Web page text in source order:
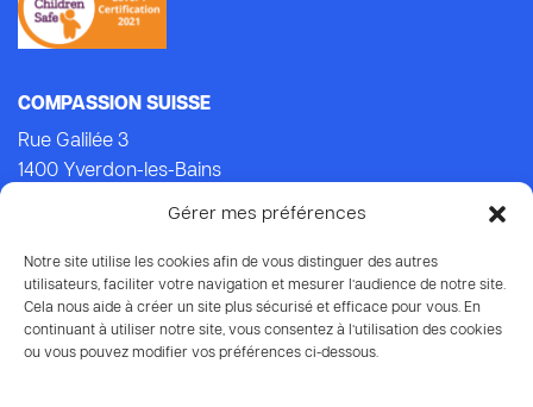
Gérer mes préférences
Notre site utilise les cookies afin de vous distinguer des autres
utilisateurs, faciliter votre navigation et mesurer l’audience de notre site.
Cela nous aide à créer un site plus sécurisé et efficace pour vous. En
continuant à utiliser notre site, vous consentez à l’utilisation des cookies
ou vous pouvez modifier vos préférences ci-dessous.
COMPASSION SUISSE
Rue Galilée 3
1400 Yverdon-les-Bains
IBAN CH93 8080 8007 6814 3434 7
Vos dons à Compassion sont déductibles des impôts.